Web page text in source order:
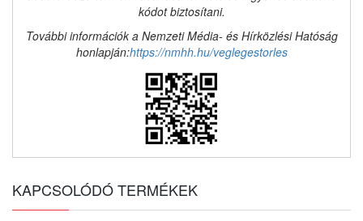
kódot biztosítani.
További információk a Nemzeti Média- és Hírközlési Hatóság
honlapján:https://nmhh.hu/veglegestorles
KAPCSOLÓDÓ TERMÉKEK